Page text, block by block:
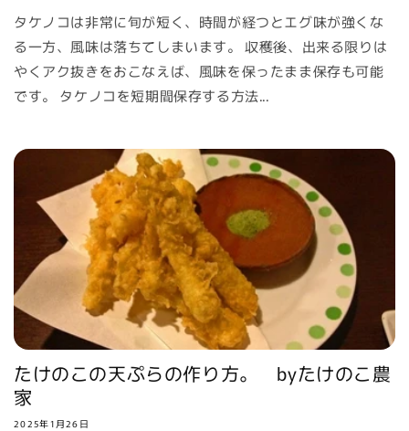
タケノコは非常に旬が短く、時間が経つとエグ味が強くな
る一方、風味は落ちてしまいます。 収穫後、出来る限りは
やくアク抜きをおこなえば、風味を保ったまま保存も可能
です。 タケノコを短期間保存する方法...
たけのこの天ぷらの作り方。 byたけのこ農
家
2025年1月26日